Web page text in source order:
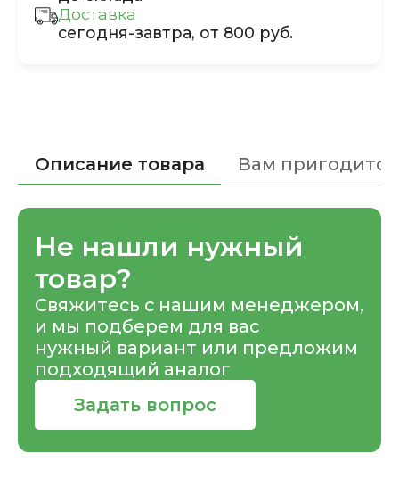
Доставка
сегодня-завтра, от 800 руб.
Описание товара Вам пригодится
Не нашли нужный
товар?
Свяжитесь с нашим менеджером,
и мы подберем для вас
нужный вариант или предложим
подходящий аналог
Задать вопрос